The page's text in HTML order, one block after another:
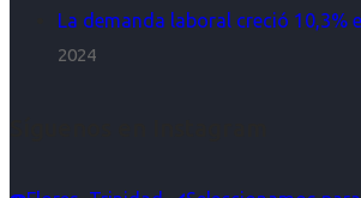
La demanda laboral creció 10,3%
2024